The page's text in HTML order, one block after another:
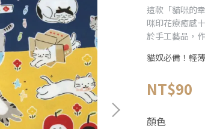
這款「貓咪的
咪印花療癒感
於手工藝品，
貓奴必備！輕
NT$90
顏色